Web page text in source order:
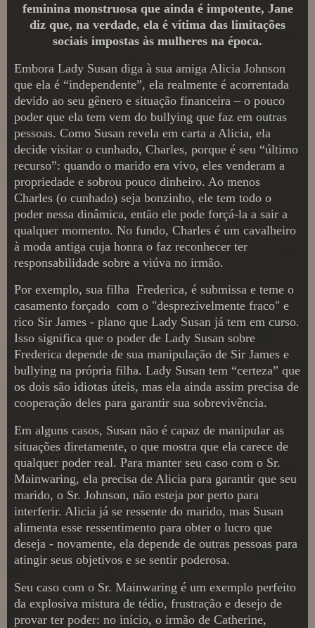
feminina monstruosa que ainda é impotente, Jane
diz que, na verdade, ela é vítima das limitações
sociais impostas às mulheres na época.
Embora Lady Susan diga à sua amiga Alicia Johnson
que ela é “independente”, ela realmente é acorrentada
devido ao seu gênero e situação financeira – o pouco
poder que ela tem vem do bullying que faz em outras
pessoas. Como Susan revela em carta a Alicia, ela
decide visitar o cunhado, Charles, porque é seu “último
recurso”: quando o marido era vivo, eles venderam a
propriedade e sobrou pouco dinheiro. Ao menos
Charles (o cunhado) seja bonzinho, ele tem todo o
poder nessa dinâmica, então ele pode forçá-la a sair a
qualquer momento. No fundo, Charles é um cavalheiro
à moda antiga cuja honra o faz reconhecer ter
responsabilidade sobre a viúva no irmão.
Por exemplo, sua filha Frederica, é submissa e teme o
casamento forçado com o "desprezivelmente fraco" e
rico Sir James - plano que Lady Susan já tem em curso.
Isso significa que o poder de Lady Susan sobre
Frederica depende de sua manipulação de Sir James e
bullying na própria filha. Lady Susan tem “certeza” que
os dois são idiotas úteis, mas ela ainda assim precisa de
cooperação deles para garantir sua sobrevivência.
Em alguns casos, Susan não é capaz de manipular as
situações diretamente, o que mostra que ela carece de
qualquer poder real. Para manter seu caso com o Sr.
Mainwaring, ela precisa de Alicia para garantir que seu
marido, o Sr. Johnson, não esteja por perto para
interferir. Alicia já se ressente do marido, mas Susan
alimenta esse ressentimento para obter o lucro que
deseja - novamente, ela depende de outras pessoas para
atingir seus objetivos e se sentir poderosa.
Seu caso com o Sr. Mainwaring é um exemplo perfeito
da explosiva mistura de tédio, frustração e desejo de
provar ter poder: no início, o irmão de Catherine,